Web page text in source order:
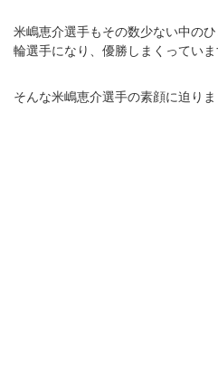
米嶋恵介選手もその数少ない中の
輪選手になり、優勝しまくっていま
そんな米嶋恵介選手の素顔に迫りま